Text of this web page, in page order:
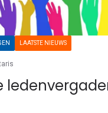
LAATSTE NIEUWS